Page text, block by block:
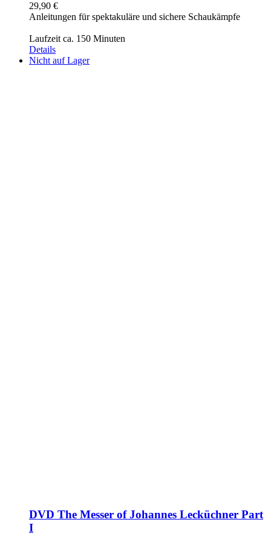
29,90 €
Anleitungen für spektakuläre und sichere Schaukämpfe
Laufzeit ca. 150 Minuten
Details
Nicht auf Lager
DVD The Messer of Johannes Lecküchner Part
I